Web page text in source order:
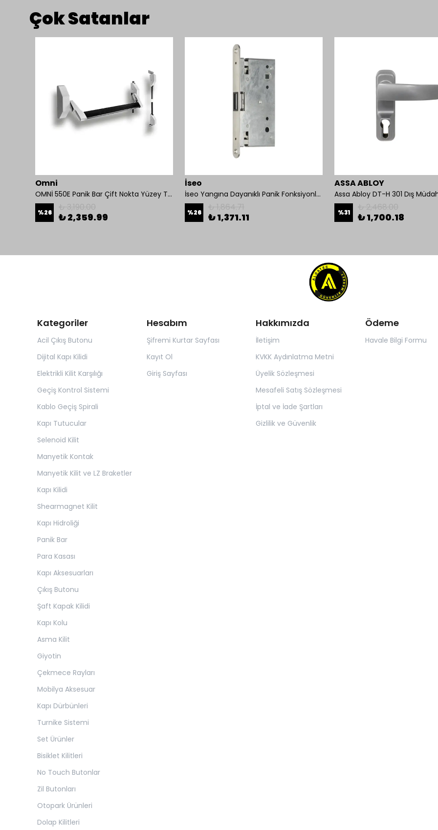
Çok Satanlar
Omni
OMNİ 550E Panik Bar Çift Nokta Yüzey Tip
%26 ₺ 2,359.99
İseo
İseo Yangına Dayanıklı Panik Fonksiyonlu Pasif Kanat İçin Gömme Kilit
%26 ₺ 1,371.11
ASSA ABLOY
Assa Abloy DT-H 301 Dış
%31 ₺ 1,700.18
Kategoriler
Acil Çıkış Butonu
Dijital Kapı Kilidi
Elektrikli Kilit Karşılığı
Geçiş Kontrol Sistemi
Kablo Geçiş Spirali
Kapı Tutucular
Selenoid Kilit
Manyetik Kontak
Manyetik Kilit ve LZ Braketler
Kapı Kilidi
Shearmagnet Kilit
Kapı Hidroliği
Panik Bar
Para Kasası
Kapı Aksesuarları
Çıkış Butonu
Şaft Kapak Kilidi
Kapı Kolu
Asma Kilit
Giyotin
Çekmece Rayları
Mobilya Aksesuar
Kapı Dürbünleri
Turnike Sistemi
Set Ürünler
Bisiklet Kilitleri
No Touch Butonlar
Zil Butonları
Otopark Ürünleri
Dolap Kilitleri
Hesabım
Şifremi Kurtar Sayfası
Kayıt Ol
Giriş Sayfası
Hakkımızda
İletişim
KVKK Aydınlatma Metni
Üyelik Sözleşmesi
Mesafeli Satış Sözleşmesi
İptal ve İade Şartları
Gizlilik ve Güvenlik
Ödeme
Havale Bilgi Formu